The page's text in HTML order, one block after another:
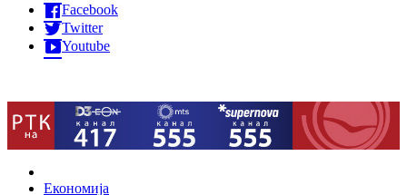
Facebook
Twitter
Youtube
Економија